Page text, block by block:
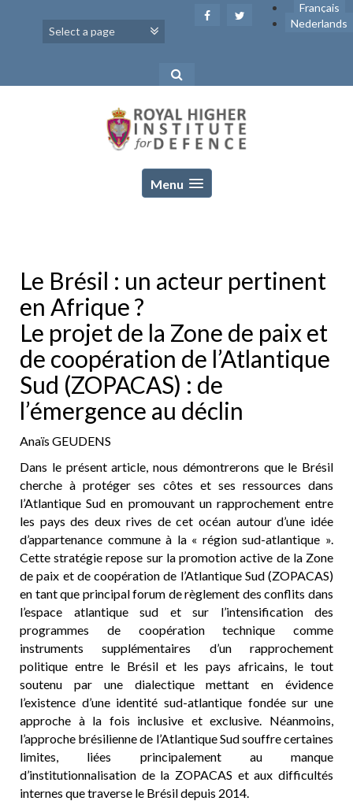
Français
Nederlands
Menu
Le Brésil : un acteur pertinent
en Afrique ?
Le projet de la Zone de paix et
de coopération de l’Atlantique
Sud (ZOPACAS) : de
l’émergence au déclin
Anaïs GEUDENS
Dans le présent article, nous démontrerons que le Brésil
cherche à protéger ses côtes et ses ressources dans
l’Atlantique Sud en promouvant un rapprochement entre
les pays des deux rives de cet océan autour d’une idée
d’appartenance commune à la « région sud-atlantique ».
Cette stratégie repose sur la promotion active de la Zone
de paix et de coopération de l’Atlantique Sud (ZOPACAS)
en tant que principal forum de règlement des conflits dans
l’espace atlantique sud et sur l’intensification des
programmes de coopération technique comme
instruments supplémentaires d’un rapprochement
politique entre le Brésil et les pays africains, le tout
soutenu par une dialectique mettant en évidence
l’existence d’une identité sud-atlantique fondée sur une
approche à la fois inclusive et exclusive. Néanmoins,
l’approche brésilienne de l’Atlantique Sud souffre certaines
limites, liées principalement au manque
d’institutionnalisation de la ZOPACAS et aux difficultés
internes que traverse le Brésil depuis 2014.